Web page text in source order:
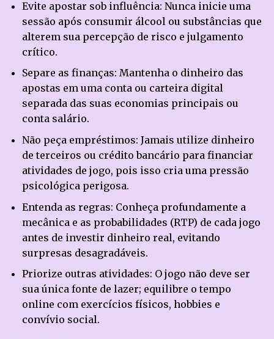
Evite apostar sob influência: Nunca inicie uma
sessão após consumir álcool ou substâncias que
alterem sua percepção de risco e julgamento
crítico.
Separe as finanças: Mantenha o dinheiro das
apostas em uma conta ou carteira digital
separada das suas economias principais ou
conta salário.
Não peça empréstimos: Jamais utilize dinheiro
de terceiros ou crédito bancário para financiar
atividades de jogo, pois isso cria uma pressão
psicológica perigosa.
Entenda as regras: Conheça profundamente a
mecânica e as probabilidades (RTP) de cada jogo
antes de investir dinheiro real, evitando
surpresas desagradáveis.
Priorize outras atividades: O jogo não deve ser
sua única fonte de lazer; equilibre o tempo
online com exercícios físicos, hobbies e
convívio social.